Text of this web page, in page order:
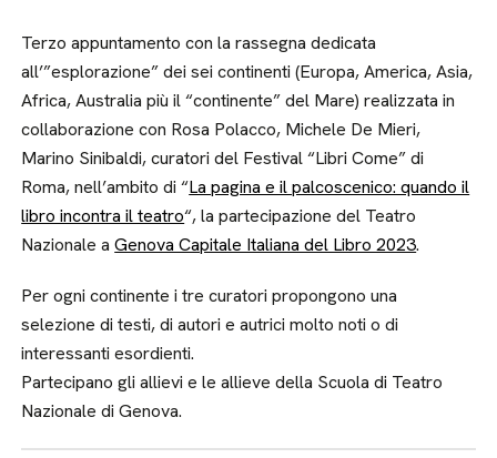
Terzo appuntamento con la rassegna dedicata
all’”esplorazione” dei sei continenti (Europa, America, Asia,
Africa, Australia più il “continente” del Mare) realizzata in
collaborazione con Rosa Polacco, Michele De Mieri,
Marino Sinibaldi, curatori del Festival “Libri Come” di
Roma, nell’ambito di “La pagina e il palcoscenico: quando il
libro incontra il teatro“, la partecipazione del Teatro
Nazionale aGenova Capitale Italiana del Libro 2023.
Per ogni continente i tre curatori propongono una
selezione di testi, di autori e autrici molto noti o di
interessanti esordienti.
Partecipano gli allievi e le allieve della Scuola di Teatro
Nazionale di Genova.